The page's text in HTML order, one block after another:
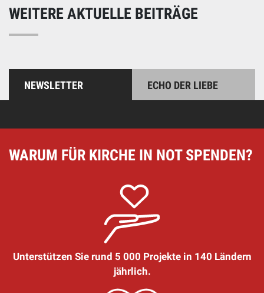
WEITERE AKTUELLE BEITRÄGE
NEWSLETTER ECHO DER LIEBE
WARUM FÜR KIRCHE IN NOT SPENDEN?
Unterstützen Sie rund 5 000 Projekte in 140 Ländern
jährlich.